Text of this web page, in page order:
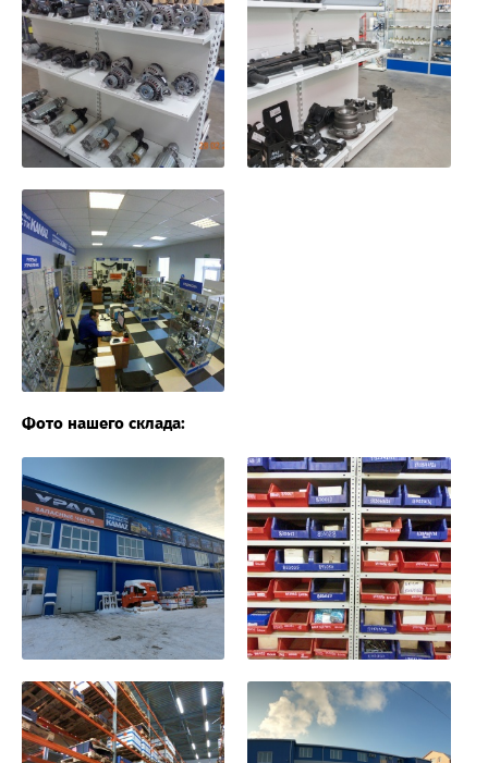
Фото нашего склада: